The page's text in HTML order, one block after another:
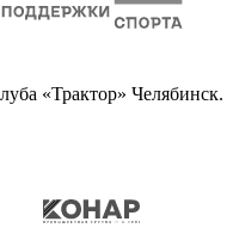
«Трактор» Челябинск.